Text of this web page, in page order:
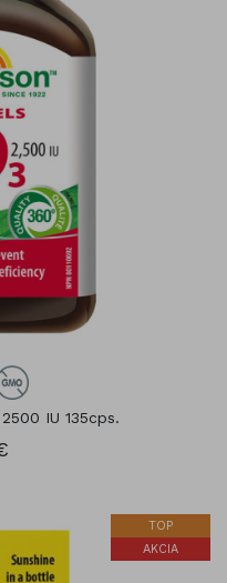
IU 135cps.
TOP
AKCIA